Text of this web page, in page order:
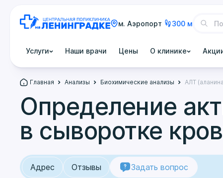
м. Аэропорт 300 м
Услуги Наши врачи Цены О клинике
Главная Анализы Биохимические анализы АЛТ
Определение
в сыворотке
Адрес Отзывы Задать вопрос